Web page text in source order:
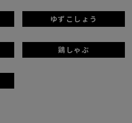
ゆずこしょう
鶏しゃぶ